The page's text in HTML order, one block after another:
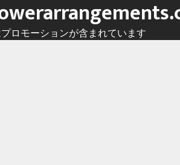
ロモーションが含まれています